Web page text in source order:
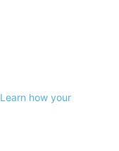
Learn how your